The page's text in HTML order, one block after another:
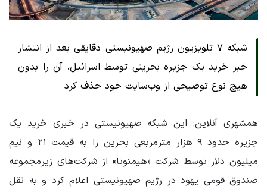
شبکه ۷ تلویزیون رژیم صهیونیستی دقایقی بعد از انتشار
خبر خرید یک جزیره بحرینی توسط اسرائیل، آن را بدون
هیچ نوع توضیحی از وب‌سایت خود حذف کرد
همشهری آنلاین: این شبکه صهیونیستی در خبری خرید یک
جزیره حدود ۹ هزار مترمربعی بحرین را به قیمت ۲۱ و نیم
میلیون دلار توسط شرکت «هیمنوتا» از شرکت‌های زیرمجموعه
صندوق قومی یهود در رژیم صهیونیستی اعلام کرد و به نقل